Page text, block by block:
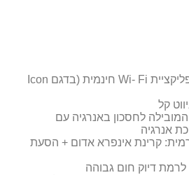
שליטה באמצעות אפליקציית Wi- Fi חינמית (בדגם Icon
לחסכון באנרגיה עם
אנרגיה
קרינת אינפרא אדום + הסעת
דיוק חום גבוהה